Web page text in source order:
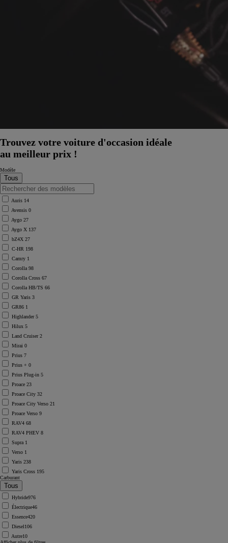
Trouvez votre voiture d'occasion idéale
au meilleur prix !
Modèle
Auris 14
Avensis 0
Aygo 27
Aygo X 137
bZ4X 27
C-HR 198
Camry 1
Corolla 98
Corolla Cross 67
Corolla HB/TS 66
GR Yaris 3
GR86 1
Highlander5
Hilux 5
Land Cruiser2
Mirai 0
Prius 7
Prius + 0
Prius Plug-in 5
Proace 23
Proace City 32
Proace City Verso 21
Proace Verso 9
RAV4 68
RAV4 PHEV 8
Supra 1
Verso 1
Yaris 238
Yaris Cross 195
Carburant
Hybride976
Électrique46
Essence420
Diesel106
Autre10